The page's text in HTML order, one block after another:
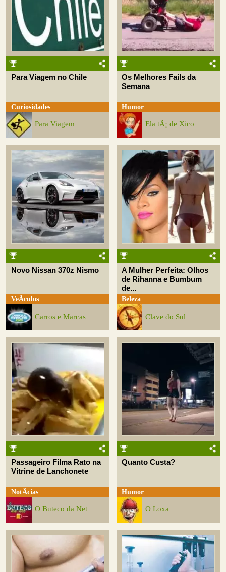
Para Viagem no Chile
Curiosidades
Para Viagem
Os Melhores Fails da
Semana
Humor
Ela tÃ¡ de Xico
Novo Nissan 370z Nismo
VeÃ­culos
Carros e Marcas
A Mulher Perfeita: Olhos
de Rihanna e Bumbum
de...
Beleza
Clave do Sul
Passageiro Filma Rato na
Vitrine de Lanchonete
NotÃ­cias
O Buteco da Net
Quanto Custa?
Humor
O Loxa